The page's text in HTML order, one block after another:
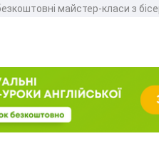
майстер-класи з